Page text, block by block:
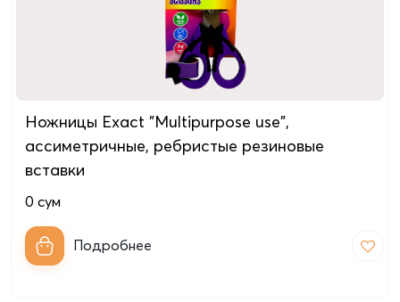
Ножницы Exact "Multipurpose use",
ассиметричные, ребристые резиновые
вставки
0 сум
Подробнее